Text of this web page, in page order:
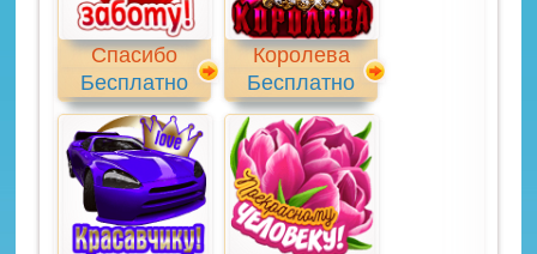
Спасибо
Бесплатно
Королева
Бесплатно